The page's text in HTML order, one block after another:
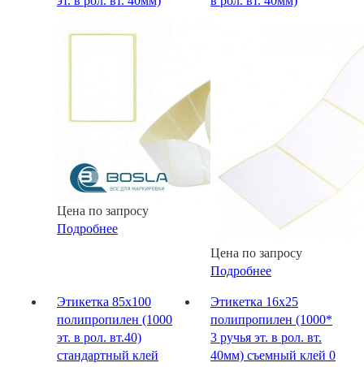
Цена по запросу
Подробнее
Цена по запросу
Подробнее
Этикетка 85х100
полипропилен (1000
эт. в рол. вт.40)
стандартный клей
Этикетка 16х25
полипропилен (1000*
3 ручья эт. в рол. вт.
40мм) съемный клей 0